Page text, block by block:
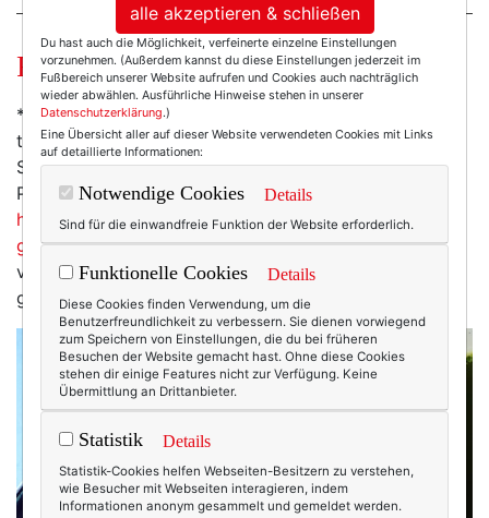
Freitagsschnipsel.
* Da denkt man also, man lebt besonders gesund und
tut sich viel Gutes – und dann stellt sich heraus, dass
Superfood weit entfernt von super, sondern mit
Pestiziden, Mineralöl und Blei verseucht ist.
hat u. a. Chiasamen, Hanfsamen und Ghojbeeren
getestet,daraufhin wurden gleich mal zwei Produkte
vom Markt genommen. Supertox statt Superfood –
guten Appetit auch!
alle akzeptieren & schließen
Du hast auch die Möglichkeit, verfeinerte einzelne Einstellungen
vorzunehmen. (Außerdem kannst du diese Einstellungen jederzeit im
Fußbereich unserer Website aufrufen und Cookies auch nachträglich
wieder abwählen. Ausführliche Hinweise stehen in unserer
Datenschutzerklärung.)
Eine Übersicht aller auf dieser Website verwendeten Cookies mit Links
auf detaillierte Informationen:
Notwendige Cookies Details
Sind für die einwandfreie Funktion der Website erforderlich.
Funktionelle Cookies Details
Diese Cookies finden Verwendung, um die
Benutzerfreundlichkeit zu verbessern. Sie dienen vorwiegend
zum Speichern von Einstellungen, die du bei früheren
Besuchen der Website gemacht hast. Ohne diese Cookies
stehen dir einige Features nicht zur Verfügung. Keine
Übermittlung an Drittanbieter.
Statistik Details
Statistik-Cookies helfen Webseiten-Besitzern zu verstehen,
wie Besucher mit Webseiten interagieren, indem
Informationen anonym gesammelt und gemeldet werden.